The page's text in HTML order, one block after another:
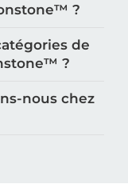
?
de
?
nous chez